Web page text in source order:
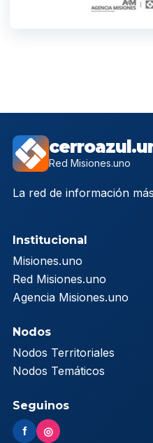
Red Misiones.uno
La red de información
Institucional
Misiones.uno
Red Misiones.uno
Agencia Misiones.uno
Nodos
Nodos Territoriales
Nodos Temáticos
Seguinos
f ◎